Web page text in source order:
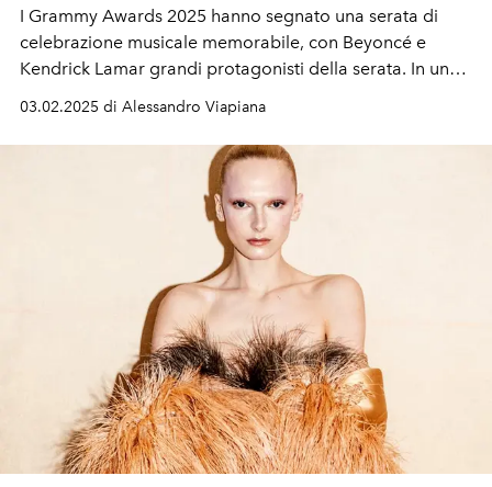
I Grammy Awards 2025 hanno segnato una serata di
celebrazione musicale memorabile, con Beyoncé e
Kendrick Lamar grandi protagonisti della serata. In un
evento che ha unito spettacolo e omaggi alla città di Los
Angeles colpita dagli incendi, l’industria discografica ha
premiato alcuni degli artisti più influenti dell’anno, tra cui
Chappell Roan, Sabrina Carpenter e Lady Gaga.
03.02.2025 di Alessandro Viapiana